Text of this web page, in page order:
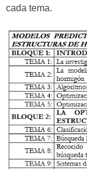
cada tema.